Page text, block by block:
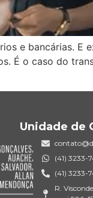
e bancárias. E
É o caso do
Unidade de
(41) 3233-
(41) 3233-
R.